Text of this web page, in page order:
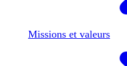
Missions et valeurs